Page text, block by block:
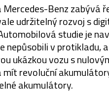
Mercedes-Benz zabývá
udržitelný rozvoj s
studie je
nepůsobili v protikladu,
ukázkou vozu s
revoluční
akumulátory.